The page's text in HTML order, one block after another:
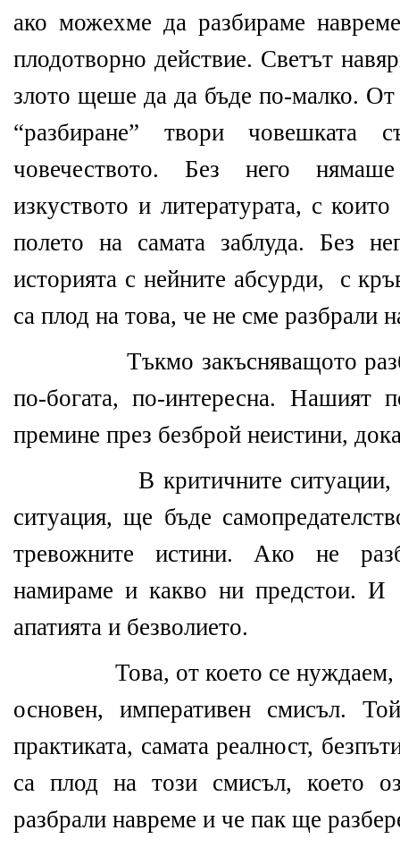
ако можехме да разбираме
плодотворно действие. Светът
злото щеше да да бъде по-малко. От
“разбиране” твори човешката
човечеството. Без него
изкуството и литературата, с
полето на самата заблуда. Без
историята с нейните абсурди,
с
са плод на това, че не сме разбрали
Тъкмо закъсняващото
по-богата, по-интересна. Нашият
премине през безброй неистини,
В критичните
ситуация, ще бъде
тревожните истини. Ако не
намираме и какво ни предстои. И
апатията и безволието.
Това, от което се
основен, императивен смисъл.
практиката, самата реалност,
са плод на този смисъл, което
разбрали навреме и че пак ще